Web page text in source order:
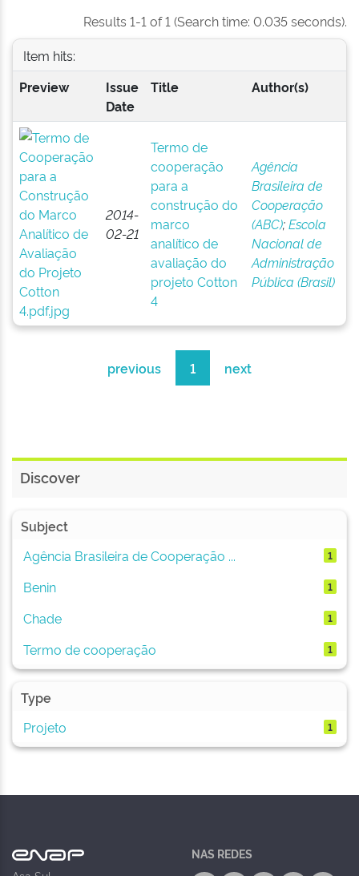
Results 1-1 of 1 (Search time: 0.035 seconds).
Item hits:
Preview
Issue
Date
Title Author(s)
2014-
02-21
Termo de
cooperação
para a
construção do
marco
analítico de
avaliação do
projeto Cotton
4
Agência
Brasileira de
Cooperação
(ABC);Escola
Nacional de
Administração
Pública (Brasil)
previous 1 next
Discover
Subject
Agência Brasileira de Cooperação ...
1
Benin 1
Chade 1
Termo de cooperação 1
Type
Projeto
1
NAS REDES